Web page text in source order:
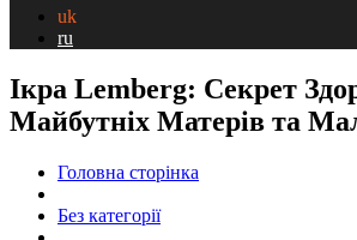
uk
ru
Ікра Lemberg: Секрет
Майбутніх Матерів та
Головна сторінка
Без категорії